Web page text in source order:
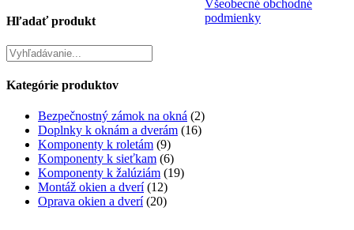
Hľadať produkt
Kategórie produktov
Bezpečnostný zámok na okná (2)
Doplnky k oknám a dverám (16)
Komponenty k roletám (9)
Komponenty k sieťkam (6)
Komponenty k žalúziám (19)
Montáž okien a dverí (12)
Oprava okien a dverí (20)
Všeobecné obchodné
podmienky